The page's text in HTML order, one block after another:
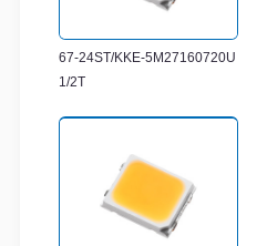
67-24ST/KKE-5M27160720U
1/2T